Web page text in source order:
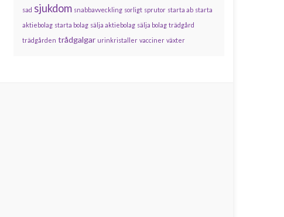
sad sjukdom snabbavveckling sorligt sprutor starta ab starta
aktiebolag starta bolag sälja aktiebolag sälja bolag trädgård
trädgården trådgalgar urinkristaller vacciner växter